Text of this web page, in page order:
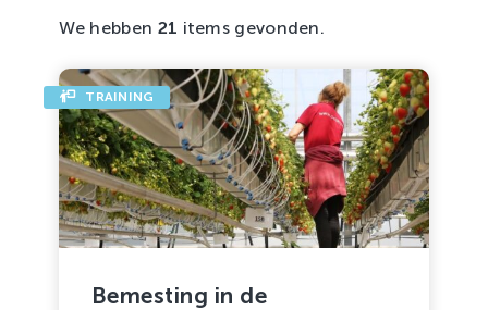
Zachtfruit
Blogs en artikelen
Onderzoek
Onderzoekslocatie
Projecten
Trainingen
Evenementen
Mensen
We hebben 21 items gevonden.
Bemesting in de
TRAINING